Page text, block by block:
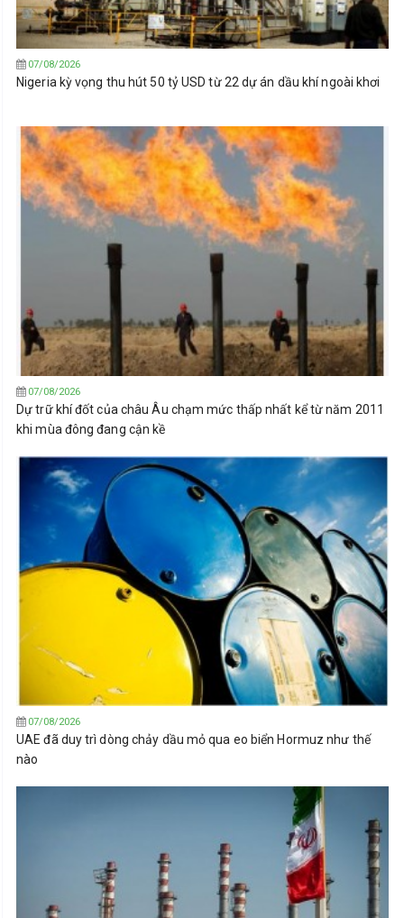
07/08/2026
Nigeria kỳ vọng thu hút 50 tỷ USD từ 22 dự án dầu khí ngoài khơi
07/08/2026
Dự trữ khí đốt của châu Âu chạm mức thấp nhất kể từ năm 2011
khi mùa đông đang cận kề
07/08/2026
UAE đã duy trì dòng chảy dầu mỏ qua eo biển Hormuz như thế
nào